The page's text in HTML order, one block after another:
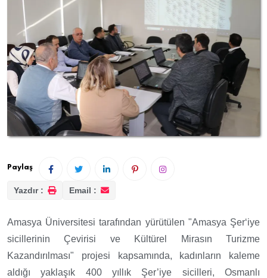
Paylaş
Yazdır : Email :
Amasya Üniversitesi tarafından yürütülen "Amasya Şer‘iye
sicillerinin Çevirisi ve Kültürel Mirasın Turizme
Kazandırılması" projesi kapsamında, kadınların kaleme
aldığı yaklaşık 400 yıllık Şer’iye sicilleri, Osmanlı